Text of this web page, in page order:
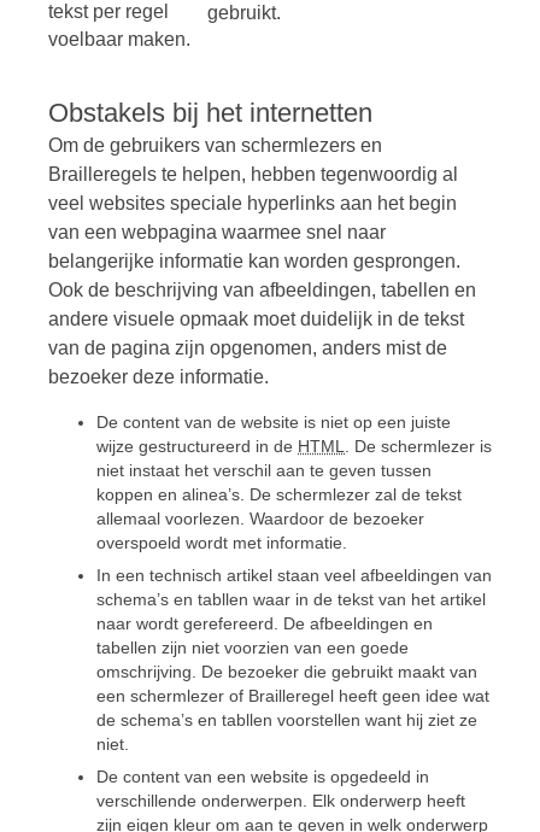
tekst per regel
voelbaar maken.
gebruikt.
Obstakels bij het internetten
Om de gebruikers van schermlezers en
Brailleregels te helpen, hebben tegenwoordig al
veel websites speciale hyperlinks aan het begin
van een webpagina waarmee snel naar
belangerijke informatie kan worden gesprongen.
Ook de beschrijving van afbeeldingen, tabellen en
andere visuele opmaak moet duidelijk in de tekst
van de pagina zijn opgenomen, anders mist de
bezoeker deze informatie.
De content van de website is niet op een juiste
wijze gestructureerd in de HTML. De schermlezer is
niet instaat het verschil aan te geven tussen
koppen en alinea’s. De schermlezer zal de tekst
allemaal voorlezen. Waardoor de bezoeker
overspoeld wordt met informatie.
In een technisch artikel staan veel afbeeldingen van
schema’s en tabllen waar in de tekst van het artikel
naar wordt gerefereerd. De afbeeldingen en
tabellen zijn niet voorzien van een goede
omschrijving. De bezoeker die gebruikt maakt van
een schermlezer of Brailleregel heeft geen idee wat
de schema’s en tabllen voorstellen want hij ziet ze
niet.
De content van een website is opgedeeld in
verschillende onderwerpen. Elk onderwerp heeft
zijn eigen kleur om aan te geven in welk onderwerp